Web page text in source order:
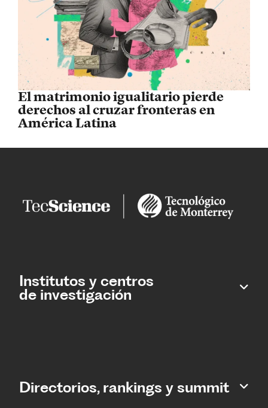
El matrimonio igualitario pierde
derechos al cruzar fronteras en
América Latina
Institutos y centros
de investigación
Directorios, rankings y summit